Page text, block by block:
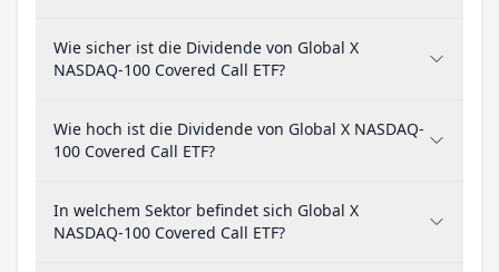
Wie sicher ist die Dividende von Global X
NASDAQ-100 Covered Call ETF?
Wie hoch ist die Dividende von Global X NASDAQ-
100 Covered Call ETF?
In welchem Sektor befindet sich Global X
NASDAQ-100 Covered Call ETF?